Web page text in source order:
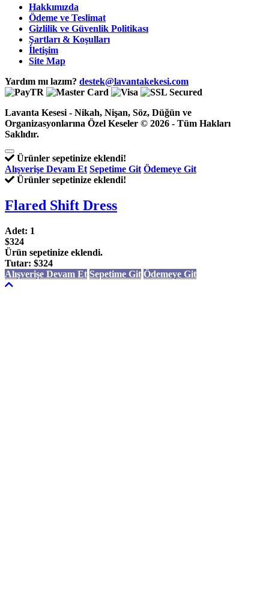
Hakkımızda
Ödeme ve Teslimat
Gizlilik ve Güvenlik Politikası
Şartları & Koşulları
İletişim
Site Map
Yardım mı lazım? destek@lavantakekesi.com
Lavanta Kesesi - Nikah, Nişan, Söz, Düğün ve
Organizasyonlarına Özel Keseler © 2026 - Tüm Hakları
Saklıdır.
Ürünler sepetinize eklendi!
Alışverişe Devam Et Sepetime Git Ödemeye Git
Ürünler sepetinize eklendi!
Flared Shift Dress
Adet: 1
$324
Ürün sepetinize eklendi.
Tutar: $324
Alışverişe Devam Et Sepetime Git Ödemeye Git